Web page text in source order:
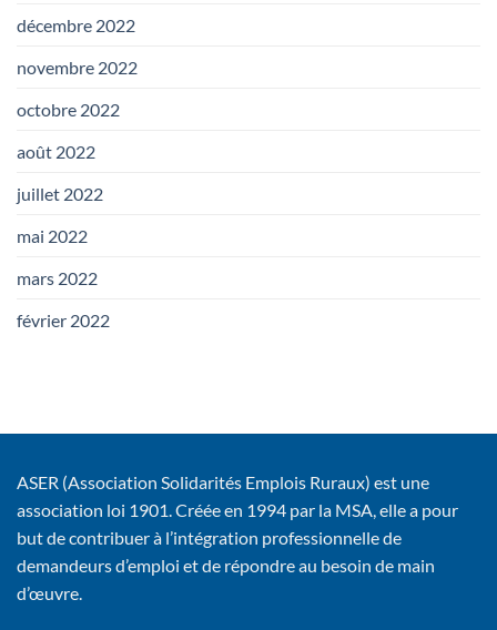
décembre 2022
novembre 2022
octobre 2022
août 2022
juillet 2022
mai 2022
mars 2022
février 2022
ASER (Association Solidarités Emplois Ruraux) est une
association loi 1901. Créée en 1994 par la MSA, elle a pour
but de contribuer à l’intégration professionnelle de
demandeurs d’emploi et de répondre au besoin de main
d’œuvre.